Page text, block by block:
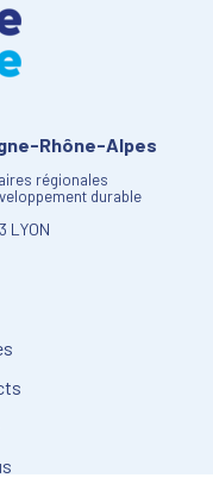
Rhône-Alpes
régionales
durable
LYON